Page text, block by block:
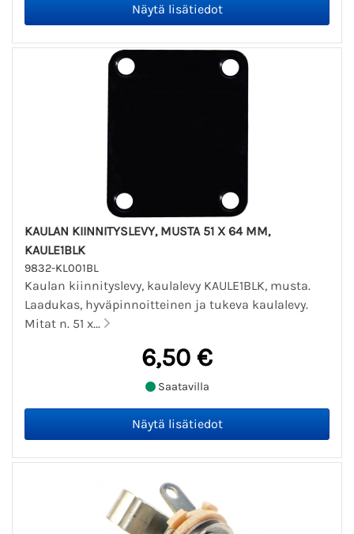
KAULAN KIINNITYSLEVY, MUSTA 51 X 64 MM,
KAULE1BLK
9832-KL001BL
Kaulan kiinnityslevy, kaulalevy KAULE1BLK, musta.
Laadukas, hyväpinnoitteinen ja tukeva kaulalevy.
Mitat n. 51 x...
6,50 €
Saatavilla